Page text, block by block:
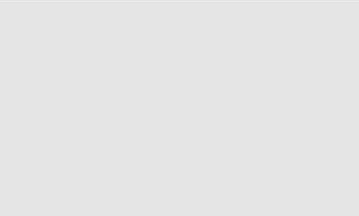
Bianco/Nero